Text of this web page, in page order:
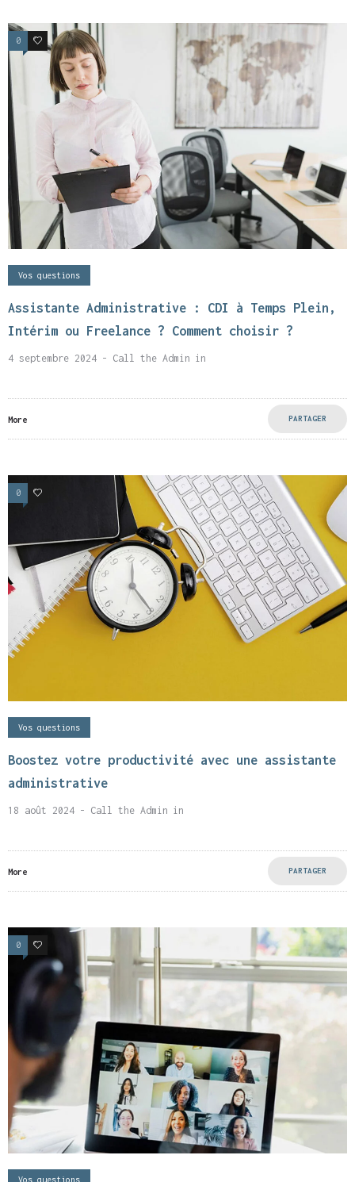
0 4
Vos questions
Assistante Administrative : CDI à Temps Plein,
Intérim ou Freelance ? Comment choisir ?
4 septembre 2024 - Call the Admin in
More PARTAGER
0 4
Vos questions
Boostez votre productivité avec une assistante
administrative
18 août 2024 - Call the Admin in
More PARTAGER
0 6
Vos questions